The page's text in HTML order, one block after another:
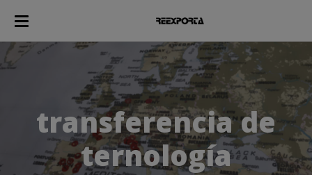
transferencia de
ternología